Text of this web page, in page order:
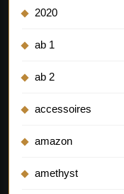
2020
ab 1
ab 2
accessoires
amazon
amethyst